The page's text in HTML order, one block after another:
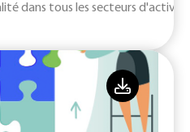
dans tous les secteurs